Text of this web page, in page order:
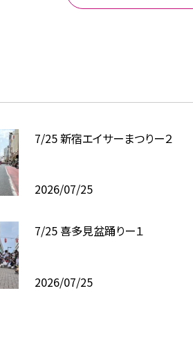
7/25 新宿エイサーまつりー２
2026/07/25
7/25 喜多見盆踊りー１
2026/07/25